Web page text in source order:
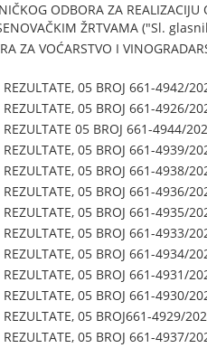
ODBORA ZA REALIZACIJU
ŽRTVAMA ("Sl.
ZA VOĆARSTVO I
REZULTATE, 05 BROJ 661-
REZULTATE, 05 BROJ 661-
REZULTATE 05 BROJ 661-4944/
REZULTATE, 05 BROJ 661-
REZULTATE, 05 BROJ 661-
REZULTATE, 05 BROJ 661-
REZULTATE, 05 BROJ 661-
REZULTATE, 05 BROJ 661-
REZULTATE, 05 BROJ 661-
REZULTATE, 05 BROJ 661-
REZULTATE, 05 BROJ 661-
REZULTATE, 05 BROJ661-4929/
REZULTATE, 05 BROJ 661-